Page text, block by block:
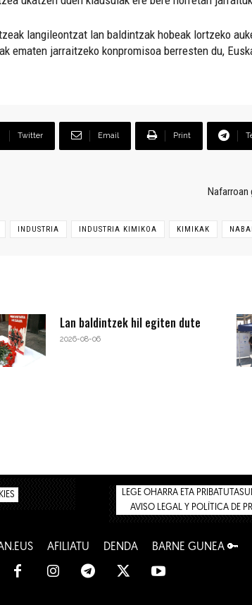
langileontzat lan baldintzak hobeak lortzeko
ematen jarraitzeko konpromisoa berresten du,
Twitter Email Print
INDUSTRIA INDUSTRIA KIMIKOA KIMIKAK
Lan baldintzek hil egiten dute
2026-08-06
LEGE OHARRA ETA
AVISO LEGAL Y POLÍTICA DE
AFILIATU DENDA BARNE GUNEA 🔑